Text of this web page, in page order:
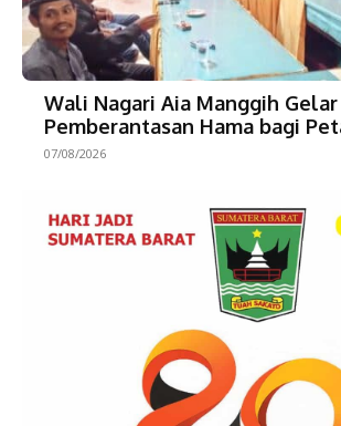
Wali Nagari Aia Manggih
Pemberantasan Hama bagi
07/08/2026